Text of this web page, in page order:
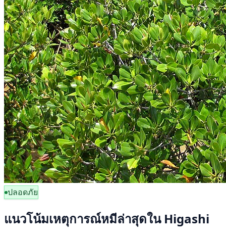
ปลอดภัย
แนวโน้มเหตุการณ์หมีล่าสุดใน Higashi